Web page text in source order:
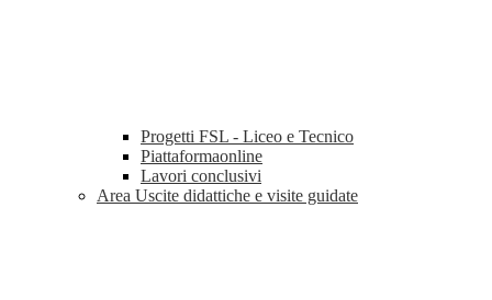
Progetti FSL - Liceo e Tecnico
Piattaformaonline
Lavori conclusivi
Area Uscite didattiche e visite guidate